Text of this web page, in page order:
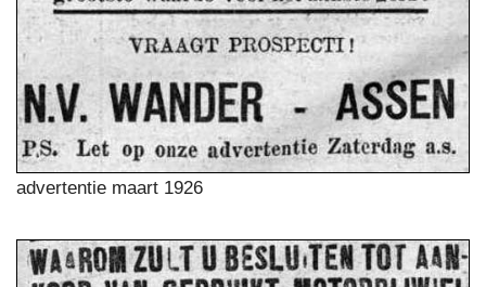
advertentie maart 1926